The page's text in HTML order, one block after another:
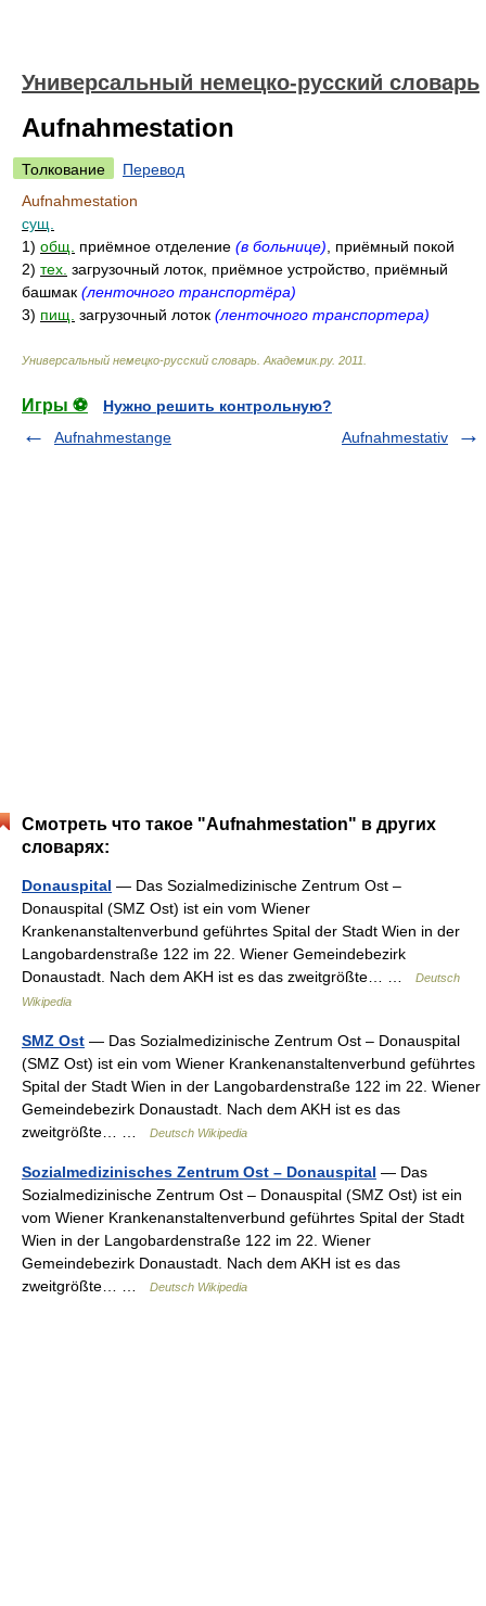
Универсальный немецко-русский словарь
Aufnahmestation
Толкование
Перевод
Aufnahmestation
сущ.
1) общ. приёмное отделение (в больнице) , приёмный покой
2) тех. загрузочный лоток, приёмное устройство, приёмный
башмак (ленточного транспортёра)
3) пищ. загрузочный лоток (ленточного транспортера)
Универсальный немецко-русский словарь Академик.ру. 2011
Игры ⚽
Нужно решить контрольную?
Aufnahmestange
Aufnahmestativ
Смотреть что такое "Aufnahmestation" в других
словарях:
Donauspital — Das Sozialmedizinische Zentrum Ost –
Donauspital (SMZ Ost) ist ein vom Wiener
Krankenanstaltenverbund geführtes Spital der Stadt Wien in der
Langobardenstraße 122 im 22. Wiener Gemeindebezirk
Donaustadt. Nach dem AKH ist es das zweitgrößte… …
Deutsch
Wikipedia
SMZ Ost — Das Sozialmedizinische Zentrum Ost – Donauspital
(SMZ Ost) ist ein vom Wiener Krankenanstaltenverbund geführtes
Spital der Stadt Wien in der Langobardenstraße 122 im 22. Wiener
Gemeindebezirk Donaustadt. Nach dem AKH ist es das
zweitgrößte… …
Deutsch Wikipedia
Sozialmedizinisches Zentrum Ost – Donauspital — Das
Sozialmedizinische Zentrum Ost – Donauspital (SMZ Ost) ist ein
vom Wiener Krankenanstaltenverbund geführtes Spital der Stadt
Wien in der Langobardenstraße 122 im 22. Wiener
Gemeindebezirk Donaustadt. Nach dem AKH ist es das
zweitgrößte… …
Deutsch Wikipedia